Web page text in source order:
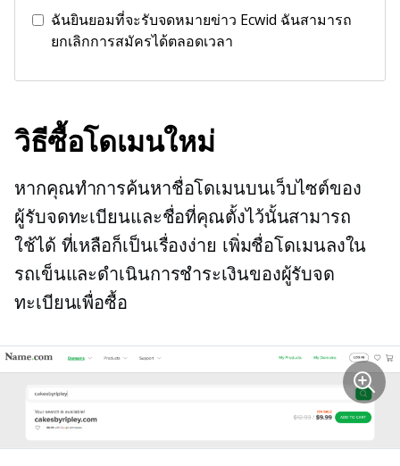
ฉันยินยอมที่จะรับจดหมายข่าว Ecwid ฉันสามารถ
ยกเลิกการสมัครได้ตลอดเวลา
วิธีซื้อโดเมนใหม่
หากคุณทำการค้นหาชื่อโดเมนบนเว็บไซต์ของ
ผู้รับจดทะเบียนและชื่อที่คุณตั้งไว้นั้นสามารถ
ใช้ได้ ที่เหลือก็เป็นเรื่องง่าย เพิ่มชื่อโดเมนลงใน
รถเข็นและดำเนินการชำระเงินของผู้รับจด
ทะเบียนเพื่อซื้อ